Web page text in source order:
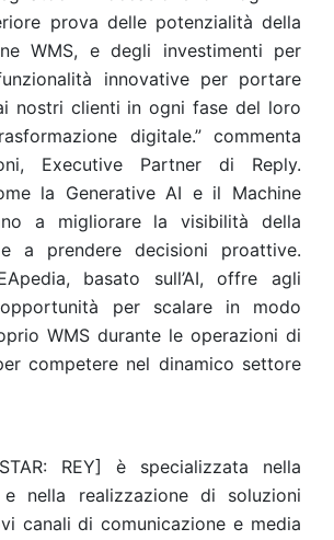
prova delle potenzialità della
WMS, e degli investimenti per
innovative per portare
nostri clienti in ogni fase del loro
digitale.” commenta
Executive Partner di Reply.
la Generative AI e il Machine
a migliorare la visibilità della
a prendere decisioni proattive.
basato sull’AI, offre agli
per scalare in modo
WMS durante le operazioni di
competere nel dinamico settore
REY] è specializzata nella
e nella realizzazione di soluzioni
canali di comunicazione e media